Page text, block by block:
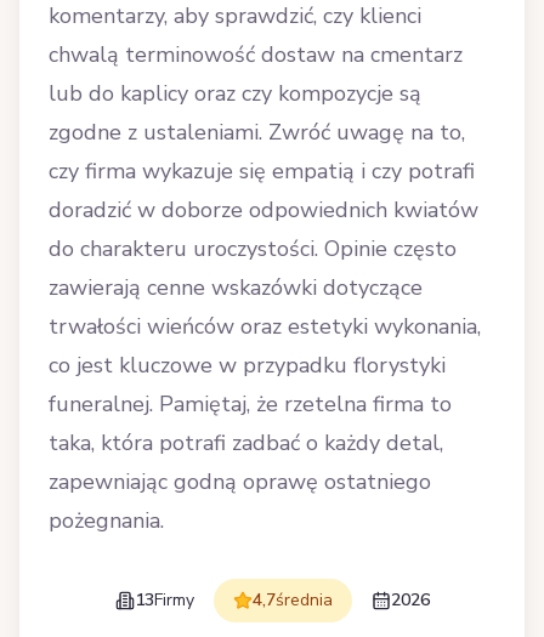
komentarzy, aby sprawdzić, czy klienci
chwalą terminowość dostaw na cmentarz
lub do kaplicy oraz czy kompozycje są
zgodne z ustaleniami. Zwróć uwagę na to,
czy firma wykazuje się empatią i czy potrafi
doradzić w doborze odpowiednich kwiatów
do charakteru uroczystości. Opinie często
zawierają cenne wskazówki dotyczące
trwałości wieńców oraz estetyki wykonania,
co jest kluczowe w przypadku florystyki
funeralnej. Pamiętaj, że rzetelna firma to
taka, która potrafi zadbać o każdy detal,
zapewniając godną oprawę ostatniego
pożegnania.
13Firmy 4,7średnia 2026